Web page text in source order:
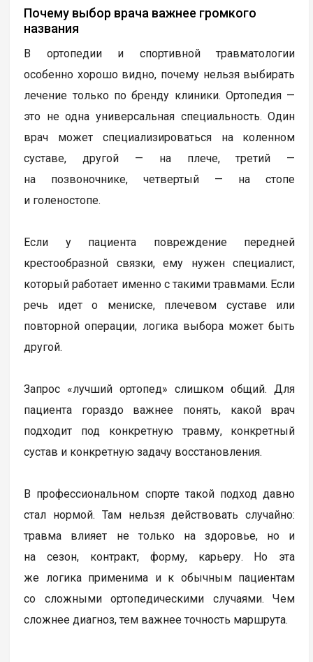
Почему выбор врача важнее громкого
названия
В ортопедии и спортивной травматологии
особенно хорошо видно, почему нельзя выбирать
лечение только по бренду клиники. Ортопедия —
это не одна универсальная специальность. Один
врач может специализироваться на коленном
суставе, другой — на плече, третий —
на позвоночнике, четвертый — на стопе
и голеностопе.
Если у пациента повреждение передней
крестообразной связки, ему нужен специалист,
который работает именно с такими травмами. Если
речь идет о мениске, плечевом суставе или
повторной операции, логика выбора может быть
другой.
Запрос «лучший ортопед» слишком общий. Для
пациента гораздо важнее понять, какой врач
подходит под конкретную травму, конкретный
сустав и конкретную задачу восстановления.
В профессиональном спорте такой подход давно
стал нормой. Там нельзя действовать случайно:
травма влияет не только на здоровье, но и
на сезон, контракт, форму, карьеру. Но эта
же логика применима и к обычным пациентам
со сложными ортопедическими случаями. Чем
сложнее диагноз, тем важнее точность маршрута.